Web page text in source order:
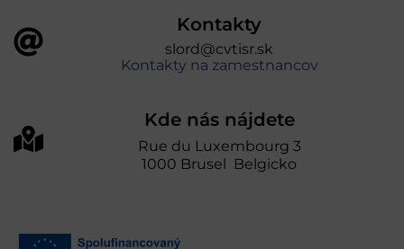
Kontakty
slord@cvtisr.sk
Kontakty na zamestnancov
Kde nás nájdete
Rue du Luxembourg 3
1000 Brusel Belgicko